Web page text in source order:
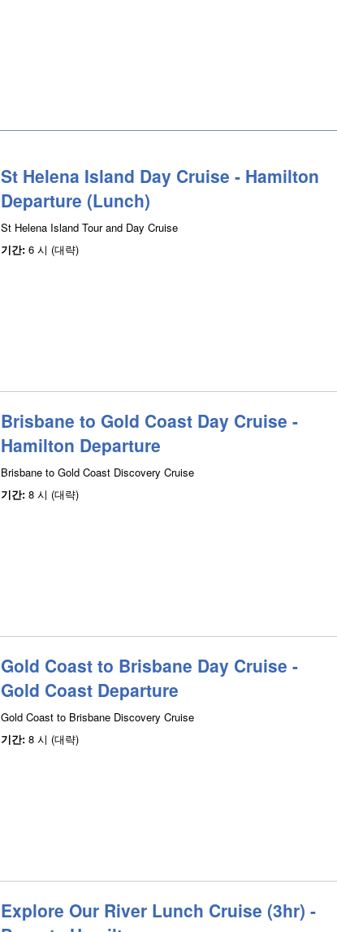
St Helena Island Day Cruise - Hamilton
Departure (Lunch)
St Helena Island Tour and Day Cruise
기간: 6 시 (대략)
Brisbane to Gold Coast Day Cruise -
Hamilton Departure
Brisbane to Gold Coast Discovery Cruise
기간: 8 시 (대략)
Gold Coast to Brisbane Day Cruise -
Gold Coast Departure
Gold Coast to Brisbane Discovery Cruise
기간: 8 시 (대략)
Explore Our River Lunch Cruise (3hr) -